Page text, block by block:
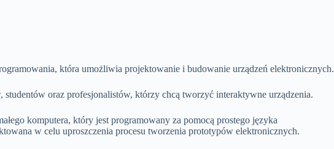
która umożliwia projektowanie i budowanie urządzeń elektronicznych.
studentów oraz profesjonalistów, którzy chcą tworzyć interaktywne urządzenia.
komputera, który jest programowany za pomocą prostego języka
w celu uproszczenia procesu tworzenia prototypów elektronicznych.